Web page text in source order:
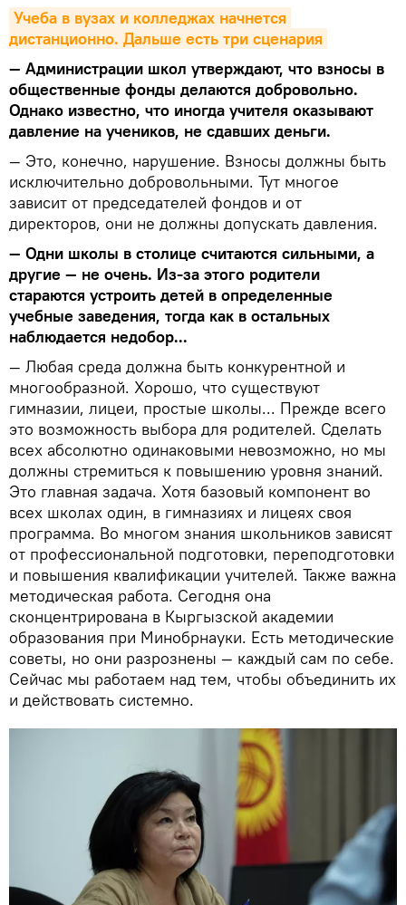
Учеба в вузах и колледжах начнется
дистанционно. Дальше есть три сценария
— Администрации школ утверждают, что взносы в
общественные фонды делаются добровольно.
Однако известно, что иногда учителя оказывают
давление на учеников, не сдавших деньги.
— Это, конечно, нарушение. Взносы должны быть
исключительно добровольными. Тут многое
зависит от председателей фондов и от
директоров, они не должны допускать давления.
— Одни школы в столице считаются сильными, а
другие — не очень. Из-за этого родители
стараются устроить детей в определенные
учебные заведения, тогда как в остальных
наблюдается недобор...
— Любая среда должна быть конкурентной и
многообразной. Хорошо, что существуют
гимназии, лицеи, простые школы... Прежде всего
это возможность выбора для родителей. Сделать
всех абсолютно одинаковыми невозможно, но мы
должны стремиться к повышению уровня знаний.
Это главная задача. Хотя базовый компонент во
всех школах один, в гимназиях и лицеях своя
программа. Во многом знания школьников зависят
от профессиональной подготовки, переподготовки
и повышения квалификации учителей. Также важна
методическая работа. Сегодня она
сконцентрирована в Кыргызской академии
образования при Минобрнауки. Есть методические
советы, но они разрознены — каждый сам по себе.
Сейчас мы работаем над тем, чтобы объединить их
и действовать системно.